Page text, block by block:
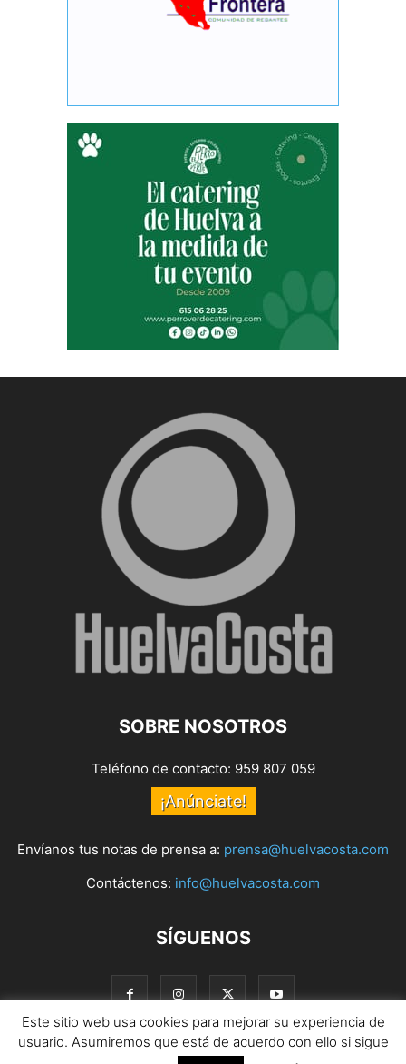
SOBRE NOSOTROS
Teléfono de contacto: 959 807 059
¡Anúnciate!
Envíanos tus notas de prensa a: prensa@huelvacosta.com
Contáctenos: info@huelvacosta.com
SÍGUENOS
Este sitio web usa cookies para mejorar su experiencia de
usuario. Asumiremos que está de acuerdo con ello si sigue